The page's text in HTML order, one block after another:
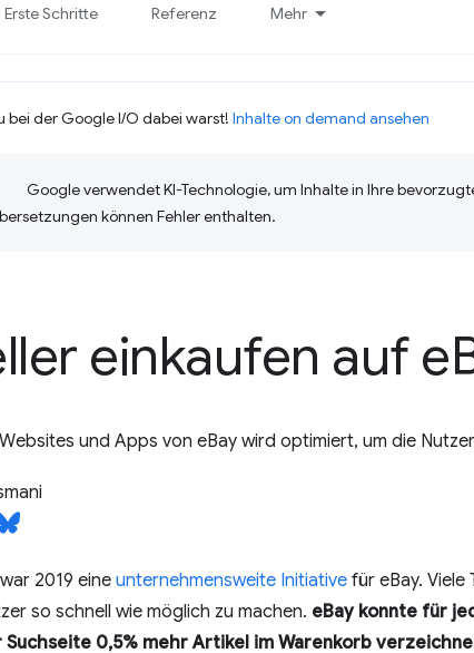
Erste Schritte Referenz Mehr
bei der Google I/O dabei warst! Inhalte on demand ansehen
Google verwendet KI-Technologie, um Inhalte in Ihre
können Fehler enthalten.
einkaufen auf e
und Apps von eBay wird optimiert, um die
2019 eine unternehmensweite Initiative für eBay. Viele
so schnell wie möglich zu machen. eBay konnte für
0,5% mehr Artikel im Warenkorb